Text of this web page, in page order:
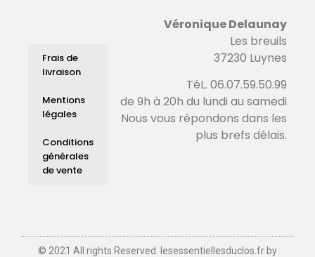
Frais de
livraison
Mentions
légales
Conditions
générales
de vente
Véronique Delaunay
Les breuils
37230 Luynes
TéL. 06.07.59.50.99
de 9h à 20h du lundi au samedi
Nous vous répondons dans les
plus brefs délais.
© 2021 All rights Reserved. lesessentiellesduclos.fr by